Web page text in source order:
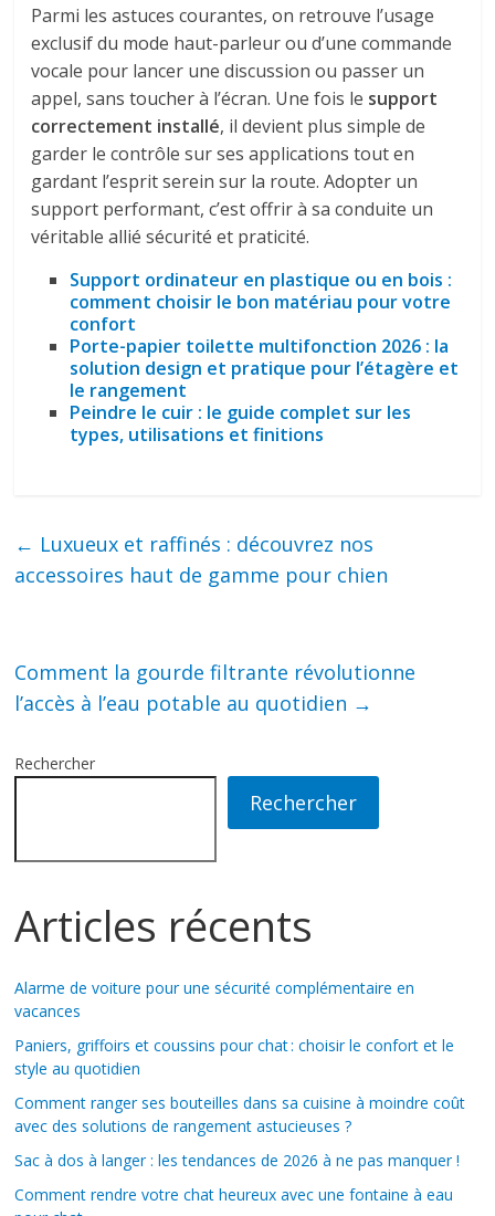
Parmi les astuces courantes, on retrouve l’usage
exclusif du mode haut-parleur ou d’une commande
vocale pour lancer une discussion ou passer un
appel, sans toucher à l’écran. Une fois le support
correctement installé, il devient plus simple de
garder le contrôle sur ses applications tout en
gardant l’esprit serein sur la route. Adopter un
support performant, c’est offrir à sa conduite un
véritable allié sécurité et praticité.
Support ordinateur en plastique ou en bois :
comment choisir le bon matériau pour votre
confort
Porte-papier toilette multifonction 2026 : la
solution design et pratique pour l’étagère et
le rangement
Peindre le cuir : le guide complet sur les
types, utilisations et finitions
← Luxueux et raffinés : découvrez nos
accessoires haut de gamme pour chien
Comment la gourde filtrante révolutionne
l’accès à l’eau potable au quotidien →
Rechercher
Rechercher
Articles récents
Alarme de voiture pour une sécurité complémentaire en
vacances
Paniers, griffoirs et coussins pour chat : choisir le confort et le
style au quotidien
Comment ranger ses bouteilles dans sa cuisine à moindre coût
avec des solutions de rangement astucieuses ?
Sac à dos à langer : les tendances de 2026 à ne pas manquer !
Comment rendre votre chat heureux avec une fontaine à eau